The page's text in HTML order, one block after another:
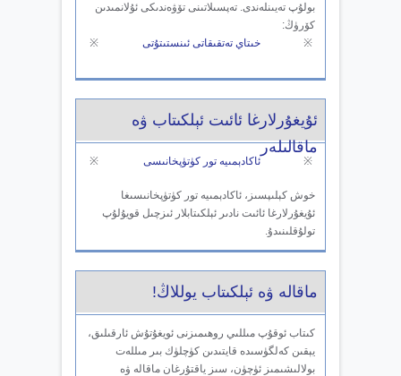
بولۇپ تەيىنلەندى. تەپسىلاتىنى تۆۋەندىكى ئۇلانمىدىن
كۆرۈڭ:
※
خىتاي تەتقىقاتى ئىنستىتۇتى ※
ئۇيغۇرلارغا ئائىت ئېلكىتاب ۋە
ماقالىلەر
※ ئاكادېمىيە تور كۈتۈپخانىسى ※
خوش كېلىپسىز، ئاكادېمىيە تور كۈتۈپخانىسىغا
ئۇيغۇرلارغا ئائىت نادىر ئېلكىتابلار ئىزچىل قويۇلۇپ
تولۇقلىنىدۇ.
ماقالە ۋە ئېلكىتاب يوللاڭ!
كىتاب ئوقۇپ مىللىي روھىمىزنى ئويغۇتۇش ئارقىلىق،
يېقىن كەلگۈسىدە قايتىدىن كۈچلۈك بىر مىللەت
بولالىشىمىز ئۈچۈن، سىز ياقتۇرغان ماقالە ۋە